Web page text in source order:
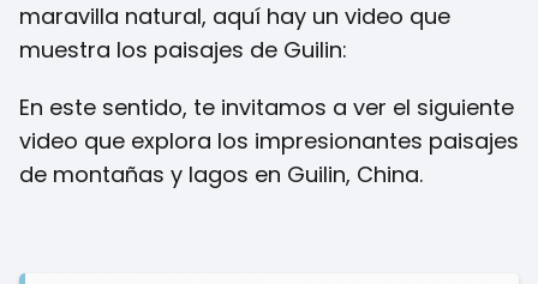
maravilla natural, aquí hay un video que
muestra los paisajes de Guilin:
En este sentido, te invitamos a ver el siguiente
video que explora los impresionantes paisajes
de montañas y lagos en Guilin, China.